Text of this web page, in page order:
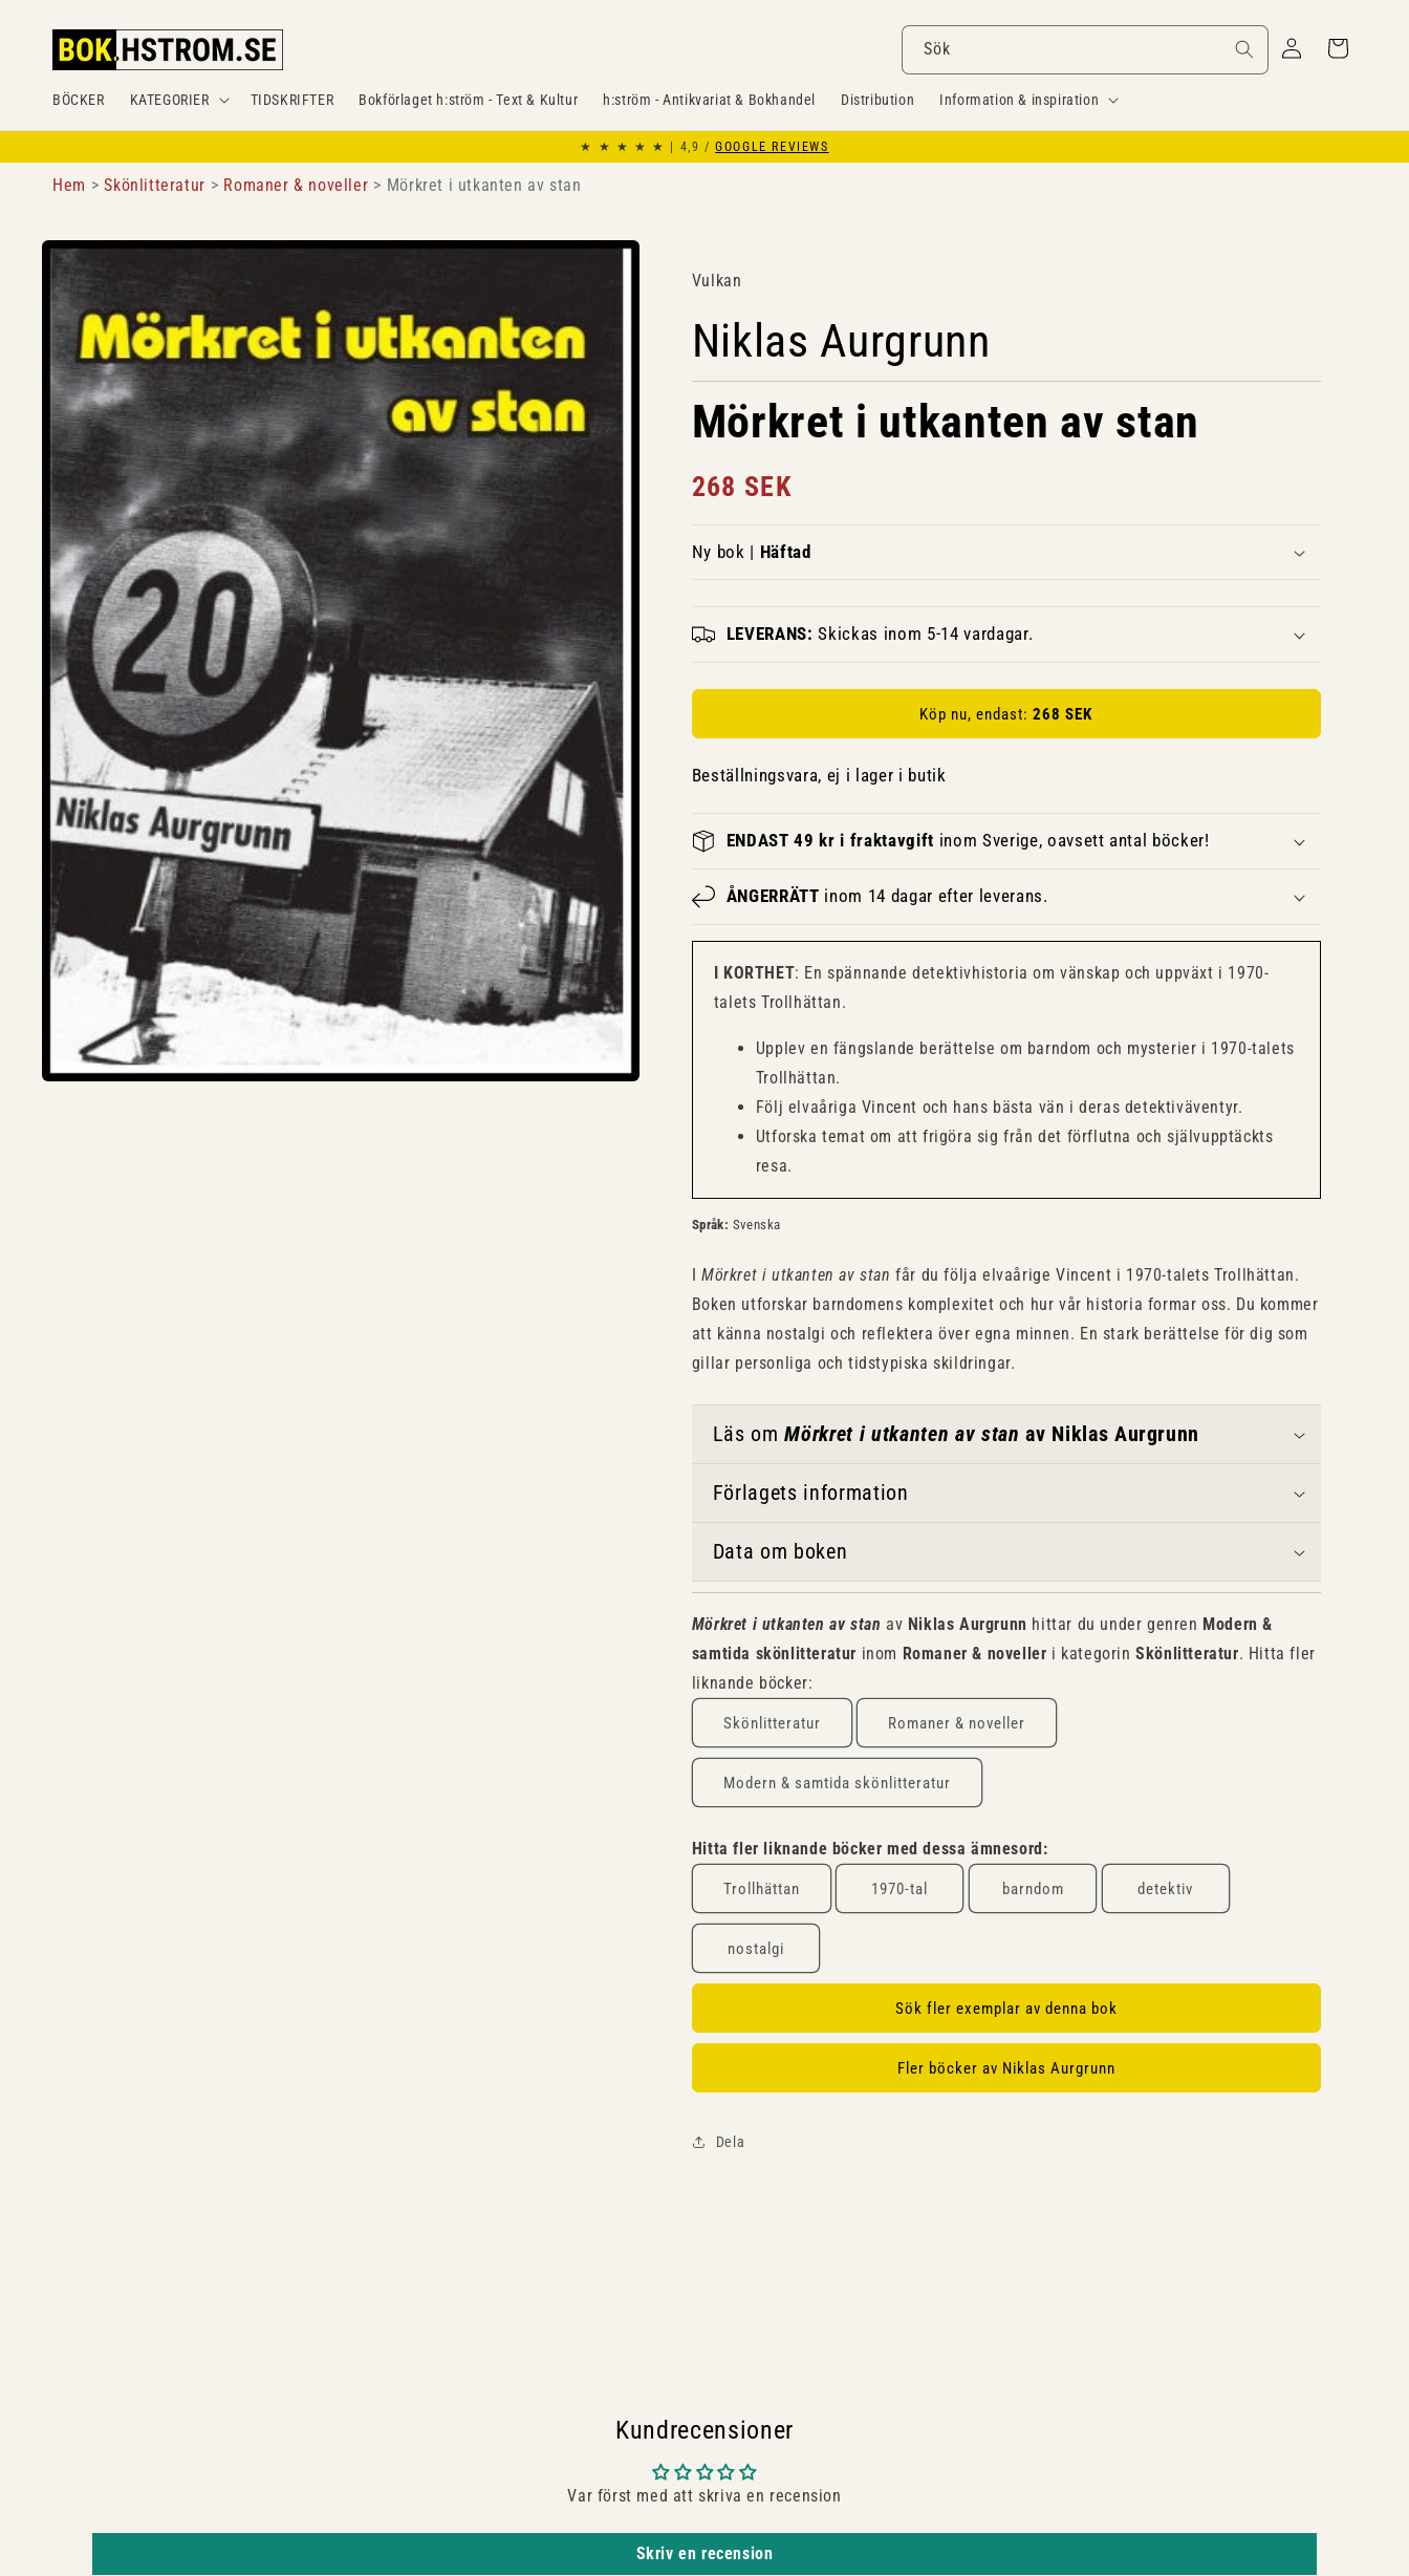
innehåll
BÖCKER KATEGORIER TIDSKRIFTER Bokförlaget h:ström - Text & Kultur h:ström - Antikvariat & Bokhandel Distribution Information & inspiration
Sök
in
Varukorg
★ ★ ★ ★ ★ | 4,9 /GOOGLE REVIEWS
Hem Skönlitteratur Romaner & noveller Mörkret i utkanten av stan
Gå vidare till
produktinformation
Vulkan
Niklas Aurgrunn
Mörkret i utkanten av stan
Ordinarie
268 SEK
Ny bok | Häftad
LEVERANS: Skickas inom 5-14 vardagar.
Köp nu, endast:268 SEK
Beställningsvara, ej i lager i butik
ENDAST 49 kr i fraktavgift inom Sverige, oavsett antal böcker!
ÅNGERRÄTT inom 14 dagar efter leverans.
I KORTHET: En spännande detektivhistoria om vänskap och uppväxt i 1970-
talets Trollhättan.
Upplev en fängslande berättelse om barndom och mysterier i 1970-talets
Trollhättan.
Följ elvaåriga Vincent och hans bästa vän i deras detektiväventyr.
Utforska temat om att frigöra sig från det förflutna och självupptäckts
resa.
Språk: Svenska
I Mörkret i utkanten av stan får du följa elvaårige Vincent i 1970-talets Trollhättan.
Boken utforskar barndomens komplexitet och hur vår historia formar oss. Du kommer
att känna nostalgi och reflektera över egna minnen. En stark berättelse för dig som
gillar personliga och tidstypiska skildringar.
Läs omMörkret i utkanten av stan av Niklas Aurgrunn
Förlagets information
Data om boken
Mörkret i utkanten av stan av Niklas Aurgrunn hittar du under genren Modern &
samtida skönlitteratur inom Romaner & noveller i kategorinSkönlitteratur. Hitta fler
liknande böcker:
Skönlitteratur Romaner & noveller
Modern & samtida skönlitteratur
Hitta fler liknande böcker med dessa ämnesord:
Trollhättan 1970-tal barndom detektiv
nostalgi
Sök fler exemplar av denna bok
Fler böcker av Niklas Aurgrunn
Dela
Kundrecensioner
Var först med att skriva en recension
Skriv en recension